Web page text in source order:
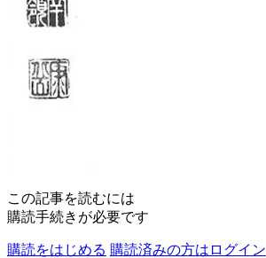
この記事を読むには
購読手続きが必要です
購読をはじめる 購読済みの方はログイン